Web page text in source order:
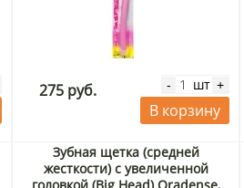
275 руб. - шт +
В корзину
Зубная щетка (средней
жесткости) с увеличенной
головкой (Big Head) Oradense,